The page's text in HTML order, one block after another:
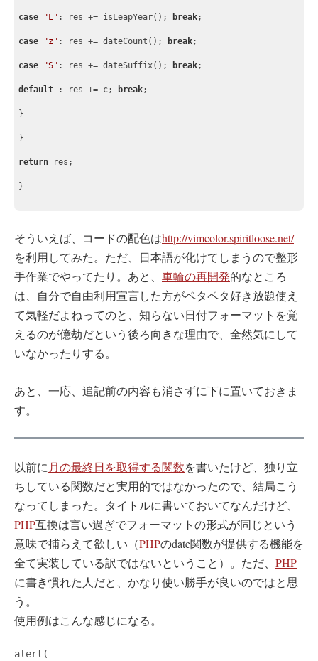
case "L" : res += isLeapYear(); break;
case "z" : res += dateCount(); break;
case "S" : res += dateSuffix(); break;
default : res += c; break;
}
}
return res;
}
そういえば、コードの配色はhttp://vimcolor.spiritloose.net/
を利用してみた。ただ、日本語が化けてしまうので整形
手作業でやってたり。あと、 車輪の再開発的なところ
は、自分で自由利用宣言した方がペタペタ好き放題使え
て気軽だよねってのと、知らない日付フォーマットを覚
えるのが億劫だという後ろ向きな理由で、全然気にして
いなかったりする。
あと、一応、追記前の内容も消さずに下に置いておきま
す。
以前に 月の最終日を取得する関数を書いたけど、独り立
ちしている関数だと実用的ではなかったので、結局こう
なってしまった。タイトルに書いておいてなんだけど、
PHP互換は言い過ぎでフォーマットの形式が同じという
意味で捕らえて欲しい（PHPのdate関数が提供する機能を
全て実装している訳ではないということ）。ただ、 PHP
に書き慣れた人だと、かなり使い勝手が良いのではと思
う。
使用例はこんな感じになる。
alert(